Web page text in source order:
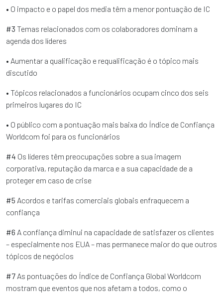
• O impacto e o papel dos media têm a menor pontuação de IC
#3 Temas relacionados com os colaboradores dominam a
agenda dos líderes
• Aumentar a qualificação e requalificação é o tópico mais
discutido
• Tópicos relacionados a funcionários ocupam cinco dos seis
primeiros lugares do IC
• O público com a pontuação mais baixa do Índice de Confiança
Worldcom foi para os funcionários
#4 Os líderes têm preocupações sobre a sua imagem
corporativa, reputação da marca e a sua capacidade de a
proteger em caso de crise
#5 Acordos e tarifas comerciais globais enfraquecem a
confiança
#6 A confiança diminui na capacidade de satisfazer os clientes
– especialmente nos EUA – mas permanece maior do que outros
tópicos de negócios
#7 As pontuações do Índice de Confiança Global Worldcom
mostram que eventos que nos afetam a todos, como o